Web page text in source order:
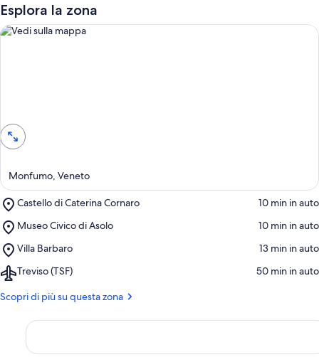
Esplora la zona
Monfumo, Veneto
Castello di Caterina Cornaro
Place,
di
Cornaro
‪10 min in auto‬
Museo Civico di Asolo
Place,
Civico
Asolo
‪10 min in auto‬
Villa Barbaro
Place,
Barbaro
‪13 min in auto‬
Treviso (TSF)
Airport,
(TSF)
‪50 min in auto‬
Scopri di più su questa zona